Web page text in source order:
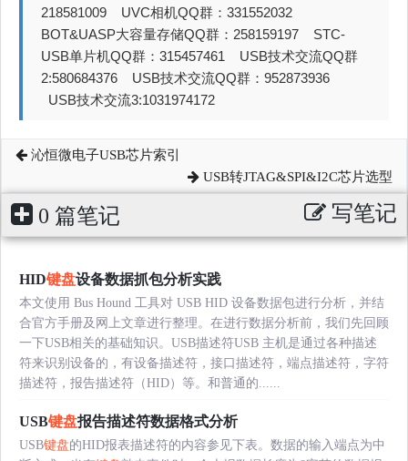
218581009 UVC相机QQ群：331552032
BOT&UASP大容量存储QQ群：258159197 STC-
USB单片机QQ群：315457461 USB技术交流QQ群
2:580684376 USB技术交流QQ群：952873936
USB技术交流3:1031974172
沁恒微电子USB芯片索引
USB转JTAG&SPI&I2C芯片选型
0 篇笔记 写笔记
HID键盘设备数据抓包分析实践
本文使用 Bus Hound 工具对 USB HID 设备数据包进行分析，并结
合官方手册及网上文章进行整理。在进行数据分析前，我们先回顾
一下USB相关的基础知识。USB描述符USB 主机是通过各种描述
符来识别设备的，有设备描述符，接口描述符，端点描述符，字符
描述符，报告描述符（HID）等。和普通的......
USB键盘报告描述符数据格式分析
USB键盘的HID报表描述符的内容参见下表。数据的输入端点为中